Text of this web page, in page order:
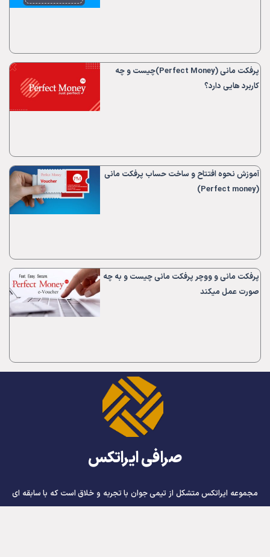
پرفکت مانی (Perfect Money)چیست و چه
کاربرد هایی دارد؟
آموزش نحوه افتتاح و ساخت حساب پرفکت مانی
(Perfect money)
پرفکت مانی و ووچر پرفکت مانی چیست و به چه
صورت عمل میکند
صرافی ایراتکس
مجموعه ایراتکس متشکل از تیمی جوان با تجربه و خلاق است که با سابقه ای